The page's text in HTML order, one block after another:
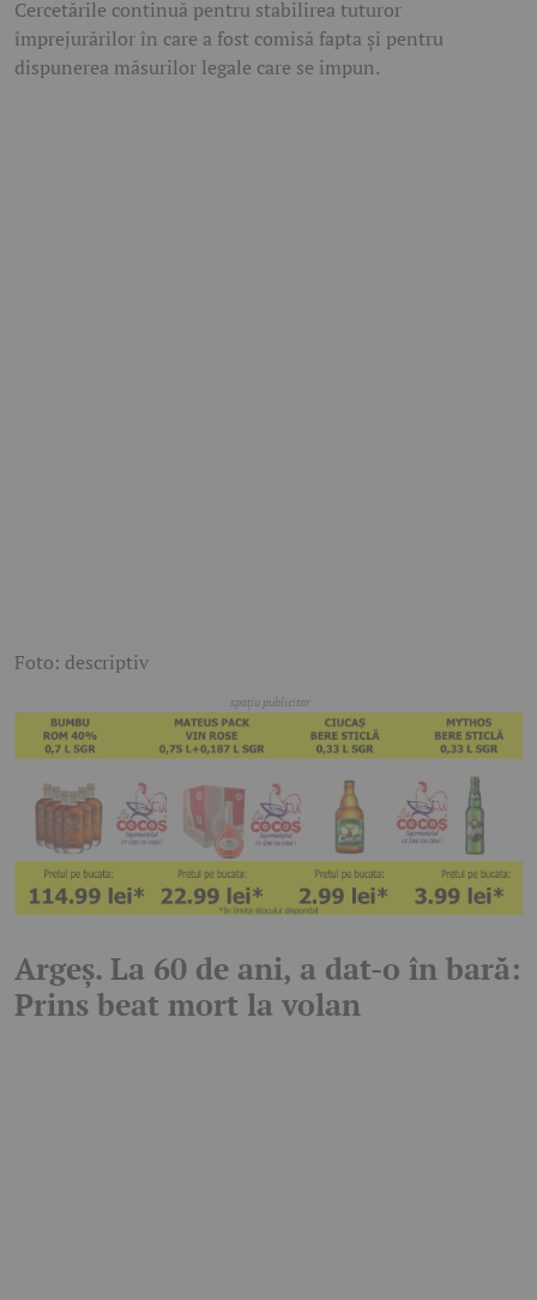
Cercetările continuă pentru stabilirea tuturor
împrejurărilor în care a fost comisă fapta și pentru
dispunerea măsurilor legale care se impun.
Foto: descriptiv
Argeș. La 60 de ani, a dat-o în bară:
Prins beat mort la volan